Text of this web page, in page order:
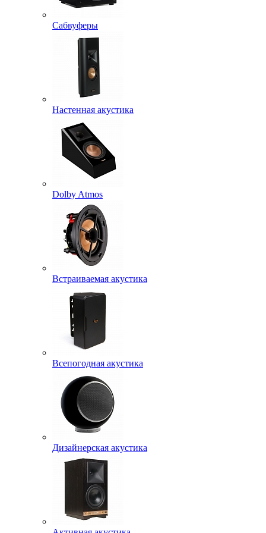
Сабвуферы
Настенная акустика
Dolby Atmos
Встраиваемая акустика
Всепогодная акустика
Дизайнерская акустика